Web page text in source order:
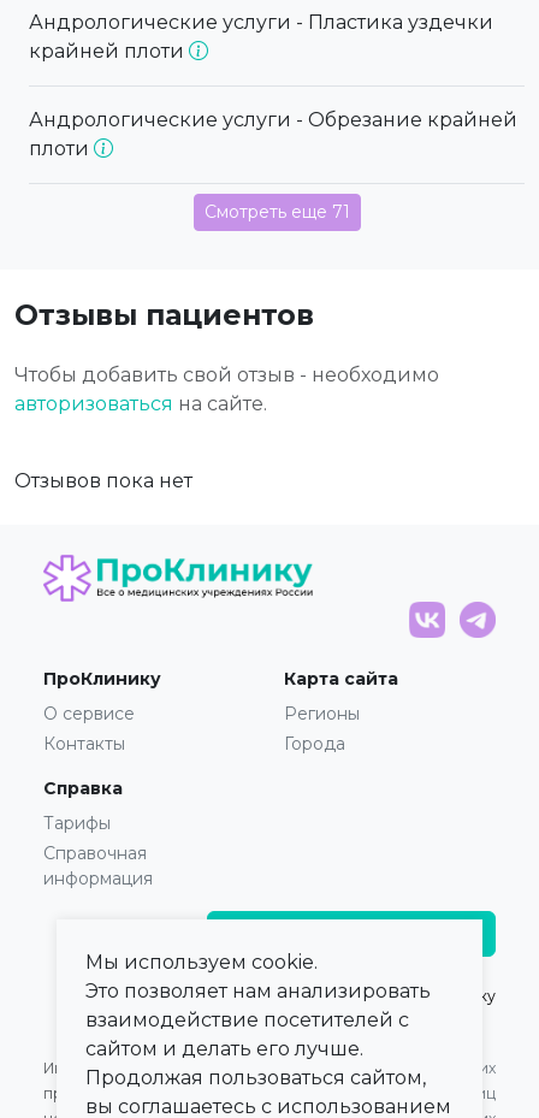
Андрологические услуги - Пластика уздечки
крайней плоти
Андрологические услуги - Обрезание крайней
плоти
Смотреть еще 71
Отзывы пациентов
Чтобы добавить свой отзыв - необходимо
авторизоваться на сайте.
Отзывов пока нет
ПроКлинику
О сервисе
Контакты
Карта сайта
Регионы
Города
Справка
Тарифы
Справочная
информация
© 2021 — 2026,ПроКлинику
Информация,
представленная на сайте,
Оферта для Юридических
лиц
Мы используем cookie.
Это позволяет нам анализировать
взаимодействие посетителей с
сайтом и делать его лучше.
Продолжая пользоваться сайтом,
вы соглашаетесь с использованием